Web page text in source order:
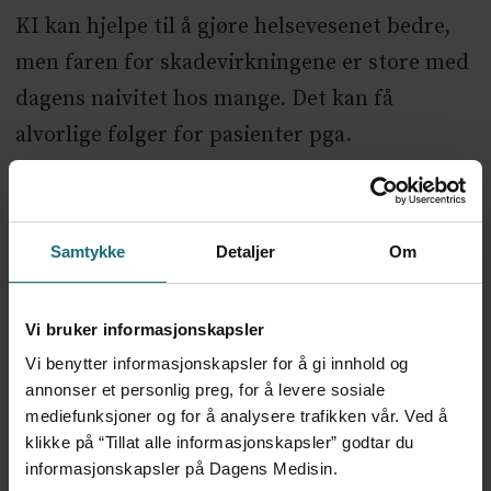
Samtykke Detaljer Om
Vi bruker informasjonskapsler
Vi benytter informasjonskapsler for å gi innhold og
annonser et personlig preg, for å levere sosiale
mediefunksjoner og for å analysere trafikken vår. Ved å
klikke på “Tillat alle informasjonskapsler” godtar du
informasjonskapsler på Dagens Medisin.
KI kan hjelpe til å gjøre helsevesenet bedre,
men faren for skadevirkningene er store med
dagens naivitet hos mange. Det kan få
alvorlige følger for pasienter pga.
Muligheten til å forklare KI-modellene,
minst feil, bør etter vår mening være en del
av retningslinjene for bruk av KI i norsk
helsevesen. Vi ser frem til konkretisering av
Regjeringens nye milliardsatsing på kunstig
intelligensog håper at god testing